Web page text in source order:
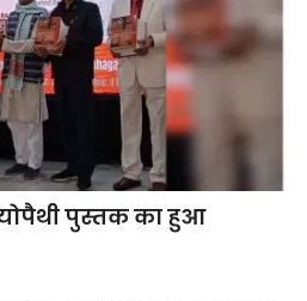
पुस्तक का हुआ